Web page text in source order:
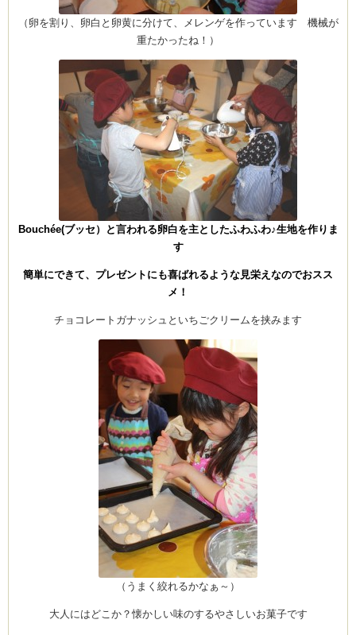
（卵を割り、卵白と卵黄に分けて、メレンゲを作っています 機械が
重たかったね！）
Bouchée(ブッセ）と言われる卵白を主としたふわふわ♪生地を作りま
す
簡単にできて、プレゼントにも喜ばれるような見栄えなのでおスス
メ！
チョコレートガナッシュといちごクリームを挟みます
（うまく絞れるかなぁ～）
大人にはどこか？懐かしい味のするやさしいお菓子です